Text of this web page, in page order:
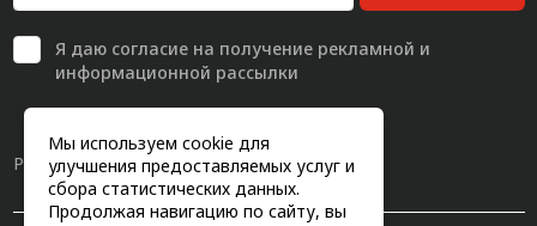
Мы используем cookie для
улучшения предоставляемых услуг и
сбора статистических данных.
Продолжая навигацию по сайту, вы
Я даю согласиена получение рекламной и
информационной рассылки
Разработка сайта